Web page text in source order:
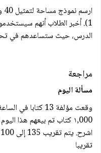
1). أخبر الطلاب أنهم
الدرس، حيث ستساعدهم في
مراجعة
مسألة اليوم
وقعت مؤلفة 13
تقريبا